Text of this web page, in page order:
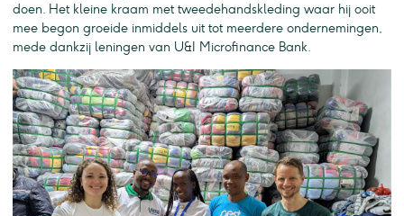
doen. Het kleine kraam met tweedehandskleding waar hij ooit
mee begon groeide inmiddels uit tot meerdere ondernemingen,
mede dankzij leningen van U&I Microfinance Bank.